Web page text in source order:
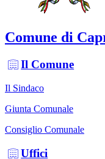
Comune di
Il Comune
Il Sindaco
Giunta Comunale
Consiglio Comunale
Uffici